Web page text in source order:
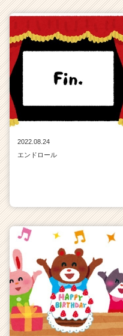
r
e
r）
2022.08.24
エンドロール